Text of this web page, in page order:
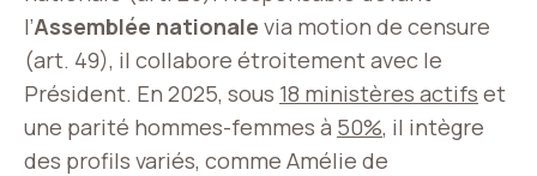
l’Assemblée nationale via motion de censure
(art. 49), il collabore étroitement avec le
Président. En 2025, sous 18 ministères actifs et
une parité hommes-femmes à 50%, il intègre
des profils variés, comme Amélie de